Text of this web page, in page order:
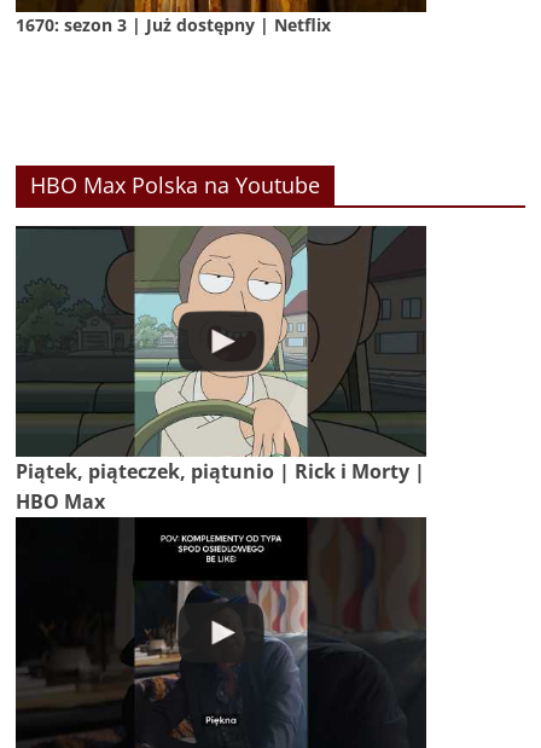
1670: sezon 3 | Już dostępny | Netflix
HBO Max Polska na Youtube
Piątek, piąteczek, piątunio | Rick i Morty |
HBO Max